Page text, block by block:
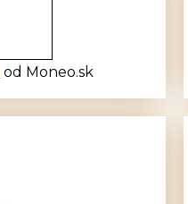
od Moneo.sk